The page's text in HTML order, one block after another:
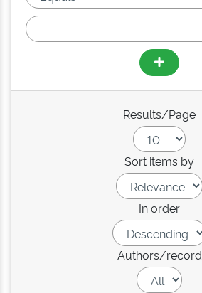
Results/Page
Sort items by
In order
Authors/record